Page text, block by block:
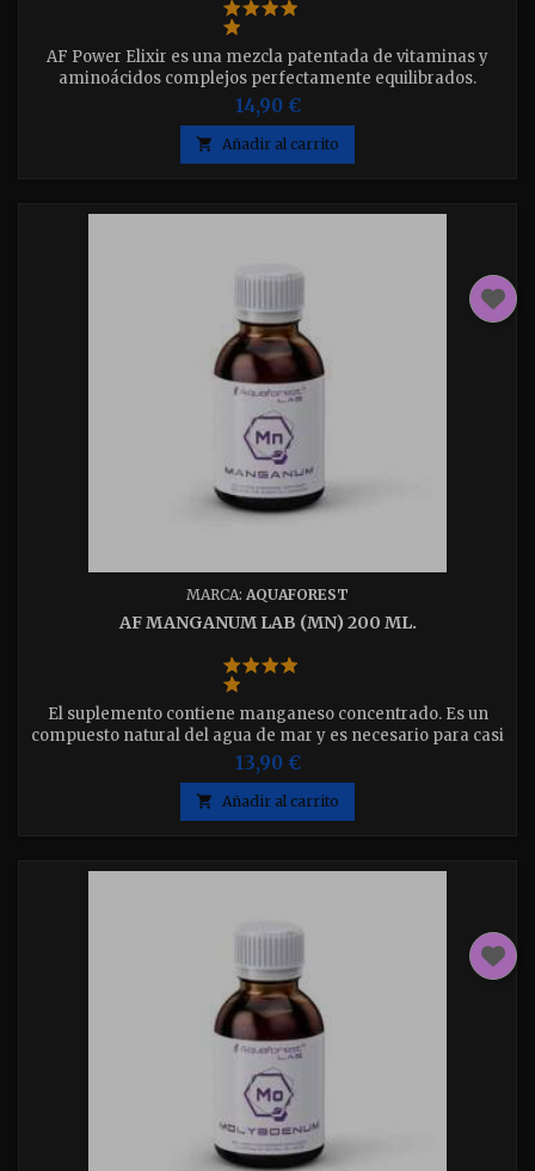
AF Power Elixir es una mezcla patentada de vitaminas y
aminoácidos complejos perfectamente equilibrados.
Promueve la coloración de las zooxantelas de coral a través
del acceso continuo a nutrientes de primera calidad. Apoya
a la fotosíntesis y los patrones naturales de crecimiento de
los corales.Disponible en 200ml o 1000ml elija el que desee.
14,90 €
 Añadir al carrito
MARCA: AQUAFOREST
AF MANGANUM LAB (MN) 200 ML.
El suplemento contiene manganeso concentrado. Es un
compuesto natural del agua de mar y es necesario para casi
todos los organismos vivos. Participa en muchos cambios y
procesos metabólicos. Los compuestos de manganeso se
utilizan durante la fotosíntesis, por lo que es un elemento
crucial para la nutrición adecuada de los corales.
13,90 €
 Añadir al carrito